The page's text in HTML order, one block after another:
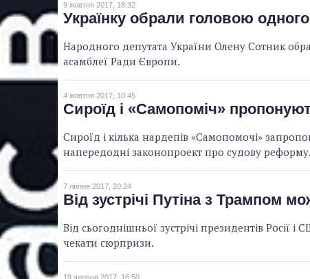
9 жовтня 2017, 18:32
Українку обрали головою
Народного депутата України Олену Сотник
асамблеї Ради Європи.
4 жовтня 2017, 10:45
Сироїд і «Самопоміч»
Сироїд і кілька нардепів «Самопомочі»
напередодні законопроект про судову реформу.
7 липня 2017, 20:24
Від зустрічі Путіна з Трампом
Від сьогоднішньої зустрічі президентів
чекати сюрпризи.
19 червня 2017, 16:50